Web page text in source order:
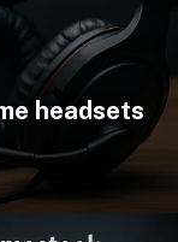
headsets